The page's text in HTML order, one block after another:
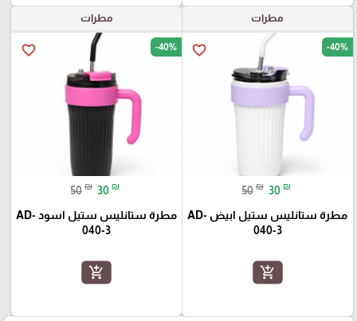
مطرات
favorite_border -40%
50 ₪ 30 ₪
مطرة ستانليس ستيل ابيض AD-
040-3
add_shopping_cart
مطرات
favorite_border -40%
50 ₪ 30 ₪
مطرة ستانليس ستيل اسود AD-
040-3
add_shopping_cart